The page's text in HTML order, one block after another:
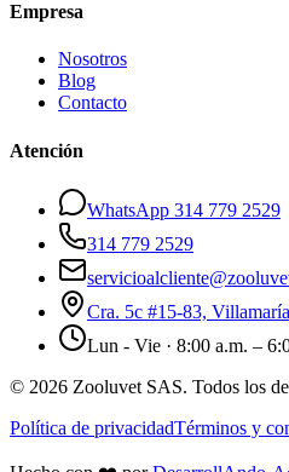
Empresa
Nosotros
Blog
Contacto
Atención
WhatsApp 314 779 2529
314 779 2529
Cra. 5c #15-83,
Lun - Vie · 8:00 a.m. –
© 2026 Zooluvet SAS. Todos los
Política de privacidadTérminos y